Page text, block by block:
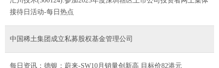
接待日活动-每日热点
中国稀土集团成立私募股权基金管理公司
每日资讯：德银：蔚来-SW10月销量创新高 目标价82港元